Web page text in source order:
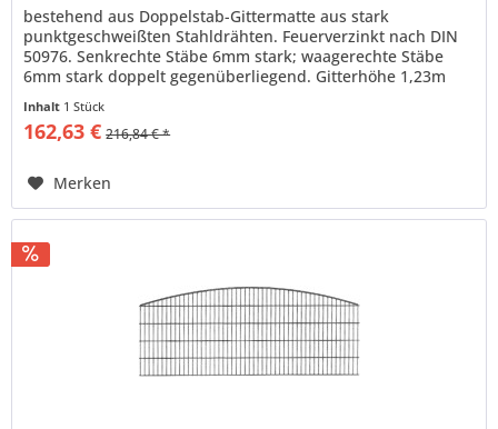
bestehend aus Doppelstab-Gittermatte aus stark
punktgeschweißten Stahldrähten. Feuerverzinkt nach DIN
50976. Senkrechte Stäbe 6mm stark; waagerechte Stäbe
6mm stark doppelt gegenüberliegend. Gitterhöhe 1,23m
Inhalt 1 Stück
162,63 € 216,84 € *
Merken